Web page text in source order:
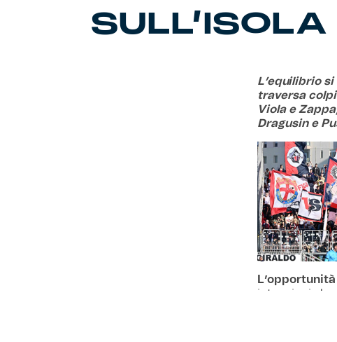
L’equilibrio
traversa
Viola e
Dragusin e
intenzioni